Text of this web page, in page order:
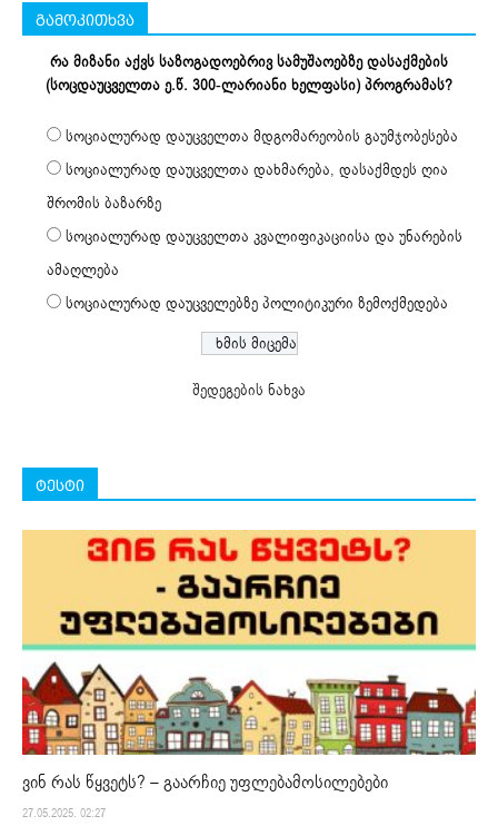
გამოკითხვა
რა მიზანი აქვს საზოგადოებრივ სამუშაოებზე დასაქმების
(სოცდაუცველთა ე.წ. 300-ლარიანი ხელფასი) პროგრამას?
სოციალურად დაუცველთა მდგომარეობის გაუმჯობესება
სოციალურად დაუცველთა დახმარება, დასაქმდეს ღია
შრომის ბაზარზე
სოციალურად დაუცველთა კვალიფიკაციისა და უნარების
ამაღლება
სოციალურად დაუცველებზე პოლიტიკური ზემოქმედება
შედეგების ნახვა
ტესტი
ვინ რას წყვეტს? – გაარჩიე უფლებამოსილებები
27.05.2025. 02:27